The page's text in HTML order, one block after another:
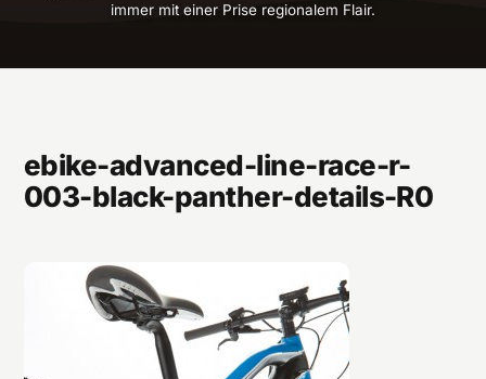
immer mit einer Prise regionalem Flair.
ebike-advanced-line-race-r-
003-black-panther-details-R0